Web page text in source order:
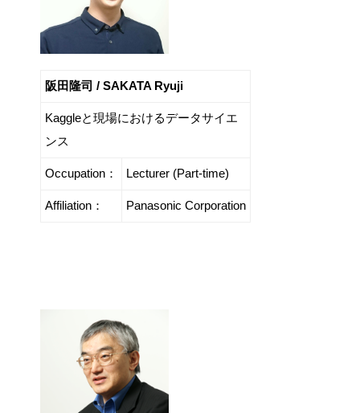
阪田隆司 / SAKATA Ryuji
Kaggleと現場におけるデータサイエ
ンス
Occupation： Lecturer (Part-time)
Affiliation： Panasonic Corporation